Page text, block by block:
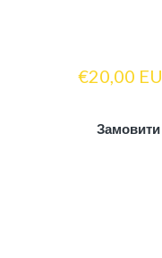
€20,00
Замовити